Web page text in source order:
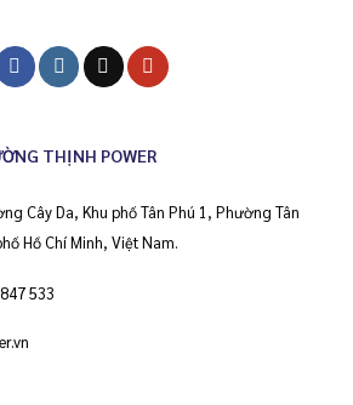
THỊNH POWER
Cây Da, Khu phố Tân Phú 1, Phường Tân
Hồ Chí Minh, Việt Nam.
533